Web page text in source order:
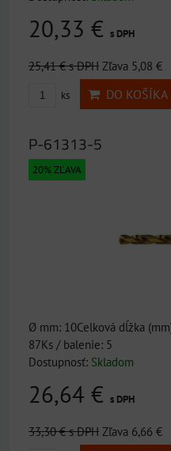
20,33 € s DPH
25,41 €s DPH Zľava 5,08 €
ks DO KOŠÍKA
P-61313-5
20% ZĽAVA
Ø mm: 10Celková dĺžka
87Ks / balenie: 5
Dostupnosť: Skladom
26,64 € s DPH
33,30 €s DPH Zľava 6,66 €